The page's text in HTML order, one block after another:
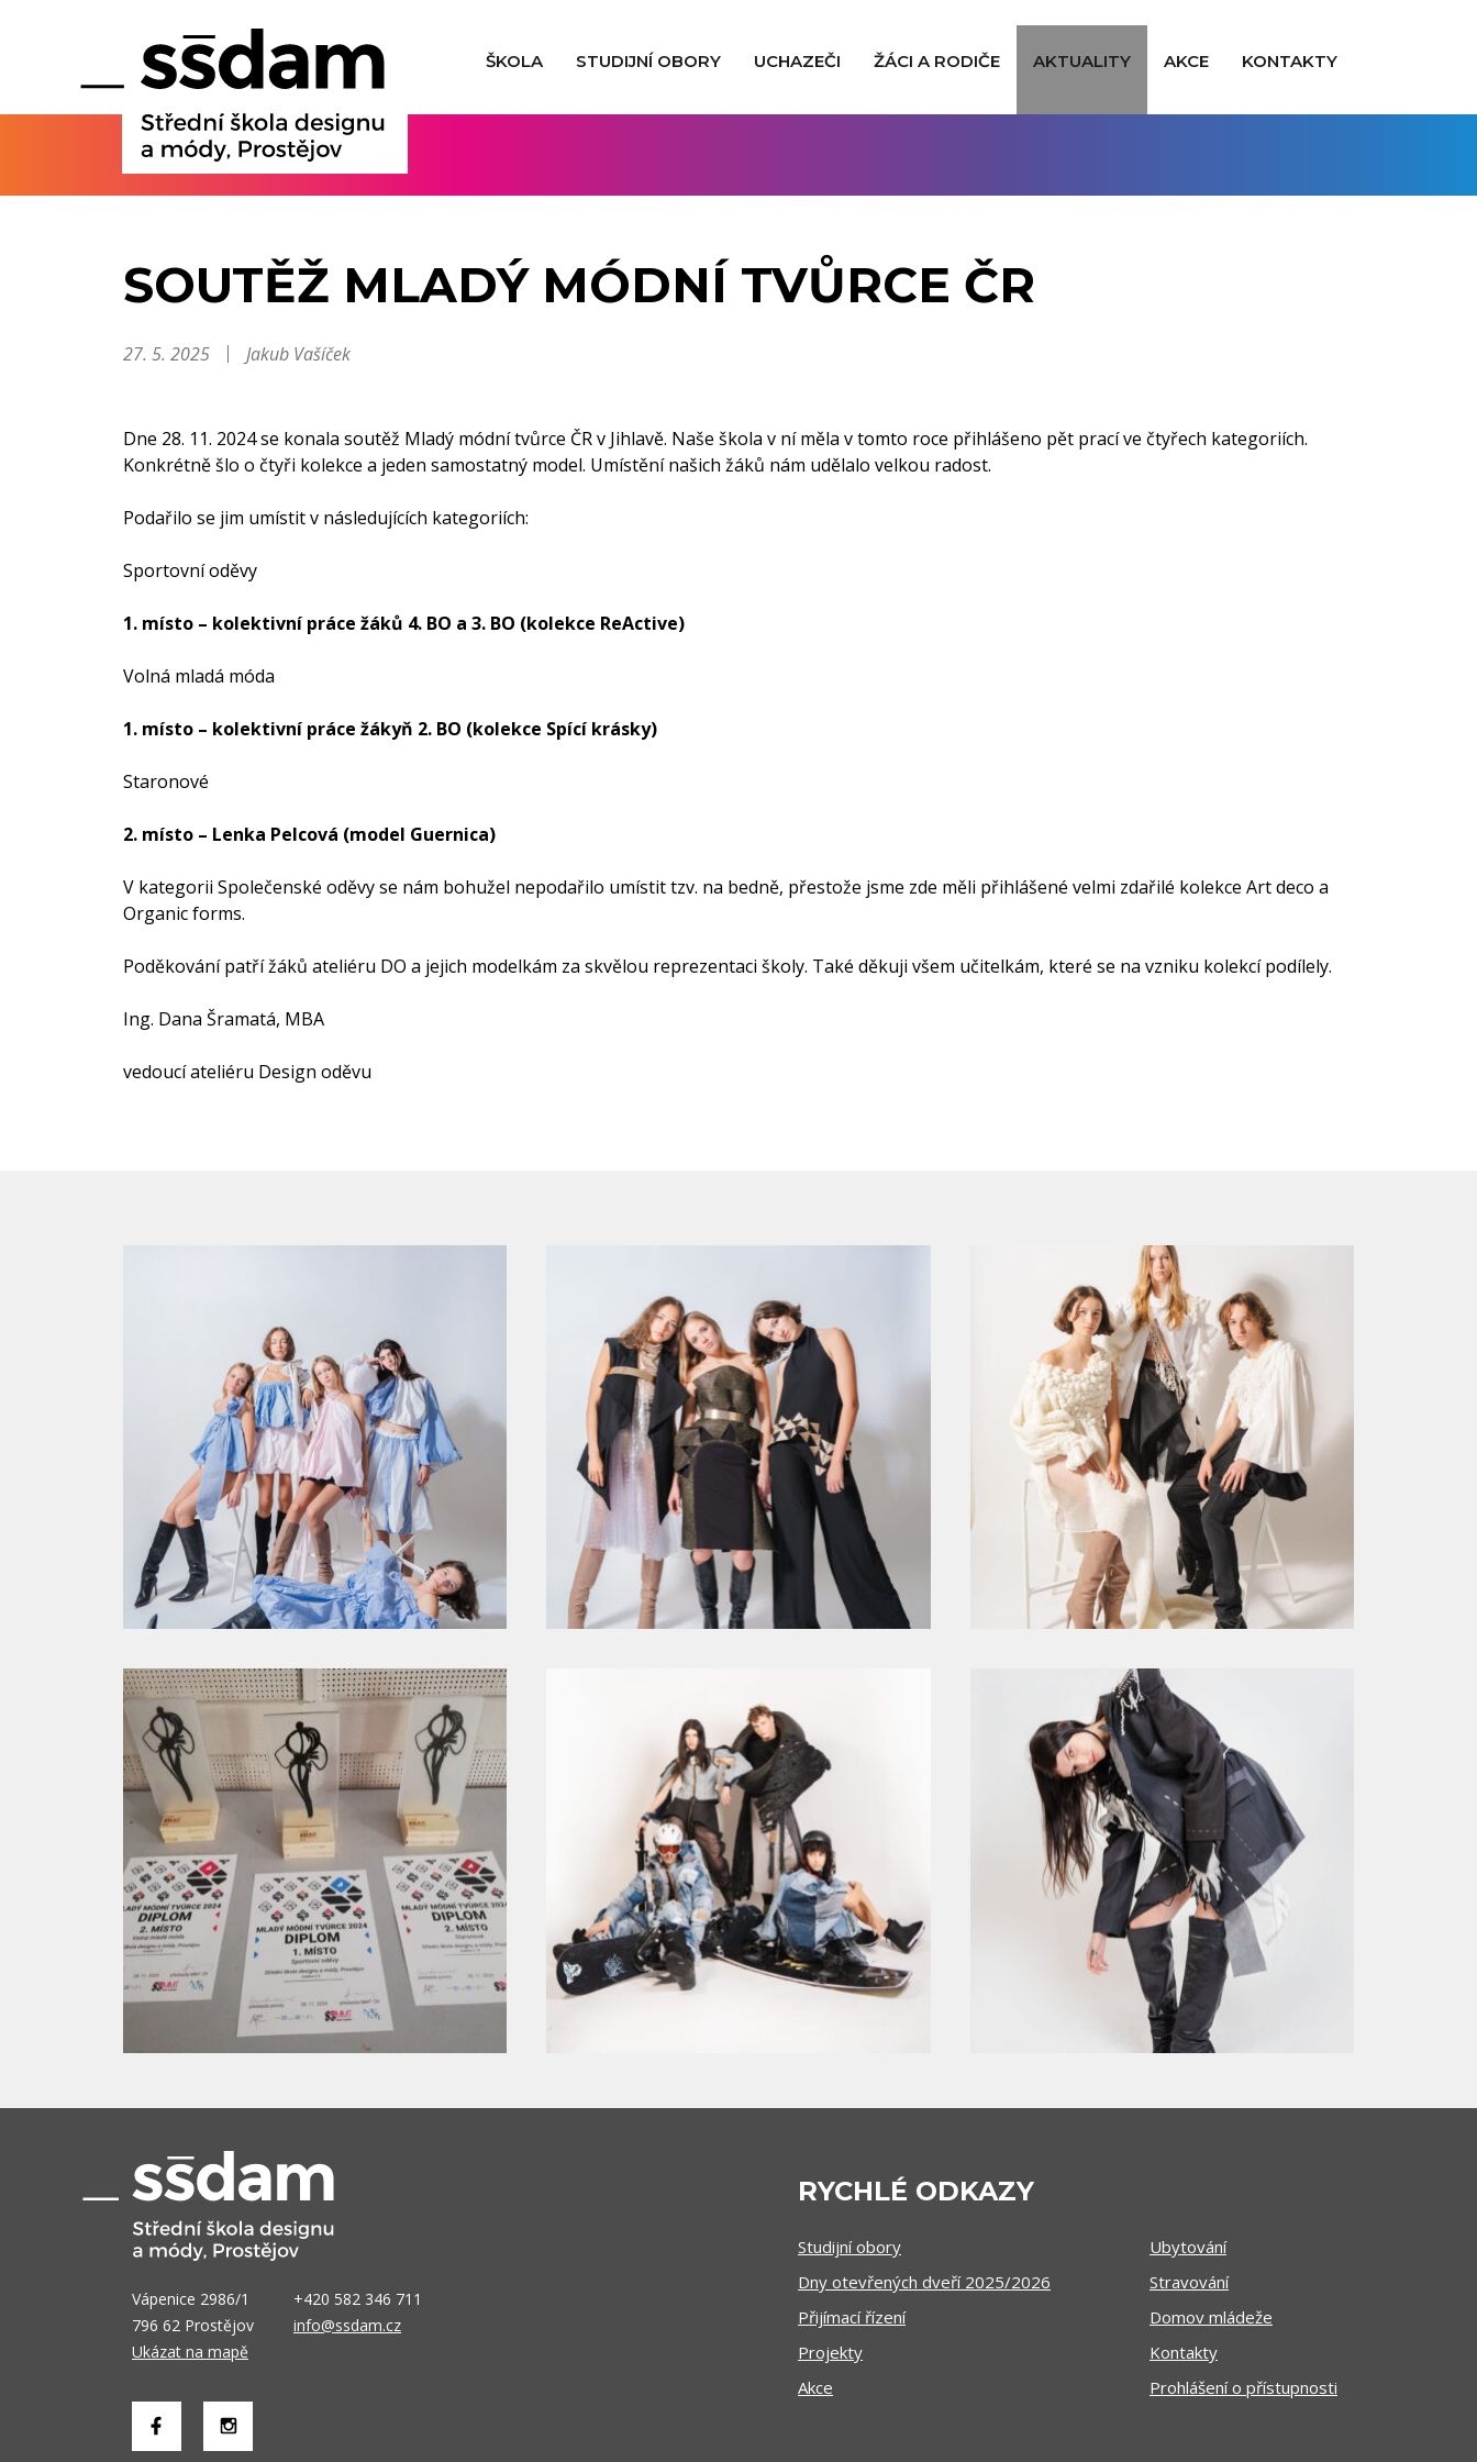
ŠKOLA STUDIJNÍ OBORY UCHAZEČI ŽÁCI A RODIČE AKTUALITY AKCE KONTAKTY
SOUTĚŽ MLADÝ MÓDNÍ TVŮRCE ČR
27. 5. 2025 Jakub Vašíček
Dne 28. 11. 2024 se konala soutěž Mladý módní tvůrce ČR v Jihlavě. Naše škola v ní měla v tomto roce přihlášeno pět prací ve čtyřech kategoriích.
Konkrétně šlo o čtyři kolekce a jeden samostatný model. Umístění našich žáků nám udělalo velkou radost.
Podařilo se jim umístit v následujících kategoriích:
Sportovní oděvy
1. místo – kolektivní práce žáků 4. BO a 3. BO (kolekce ReActive)
Volná mladá móda
1. místo – kolektivní práce žákyň 2. BO (kolekce Spící krásky)
Staronové
2. místo – Lenka Pelcová (model Guernica)
V kategorii Společenské oděvy se nám bohužel nepodařilo umístit tzv. na bedně, přestože jsme zde měli přihlášené velmi zdařilé kolekce Art deco a
Organic forms.
Poděkování patří žáků ateliéru DO a jejich modelkám za skvělou reprezentaci školy. Také děkuji všem učitelkám, které se na vzniku kolekcí podílely.
Ing. Dana Šramatá, MBA
vedoucí ateliéru Design oděvu
Vápenice 2986/1
796 62 Prostějov
Ukázat na mapě
+420 582 346 711
info@ssdam.cz
RYCHLÉ ODKAZY
Studijní obory
Dny otevřených dveří 2025/2026
Přijímací řízení
Projekty
Akce
Ubytování
Stravování
Domov mládeže
Kontakty
Prohlášení o přístupnosti